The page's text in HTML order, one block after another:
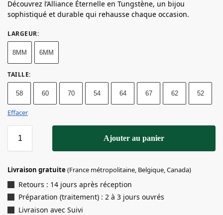
Découvrez l’Alliance Éternelle en Tungstène, un bijou
sophistiqué et durable qui rehausse chaque occasion.
LARGEUR:
8MM 6MM
TAILLE:
58 60 70 54 64 67 62 52
Effacer
Ajouter au panier
Livraison gratuite (France métropolitaine, Belgique, Canada)
Retours : 14 jours après réception
Préparation (traitement) : 2 à 3 jours ouvrés
Livraison avec Suivi